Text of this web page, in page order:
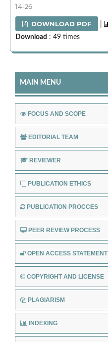
14-26
DOWNLOAD PDF
Download : 49 times
MAIN MENU
FOCUS AND SCOPE
EDITORIAL TEAM
REVIEWER
PUBLICATION ETHICS
PUBLICATION PROCCES
PEER REVIEW PROCESS
OPEN ACCESS STATEMENT
COPYRIGHT AND LICENSE
PLAGIARISM
INDEXING